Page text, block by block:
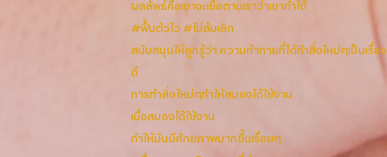
ผลลัพธ์คือเขาจะเชื่อตามเราว่าเขาทำได้
#ฟื้นตัวไว #ไม่ล้มเลิก
สนับสนุนให้ลูกรู้ว่า ความท้าทายที่ได้ทำสิ่งใหม่ๆเป็นเรื่อง
ดี
การทำสิ่งใหม่ๆทำให้สมองได้ใช้งาน
เมื่อสมองได้ใช้งาน
ทำให้มันมีศักยภาพมากขึ้นเรื่อยๆ